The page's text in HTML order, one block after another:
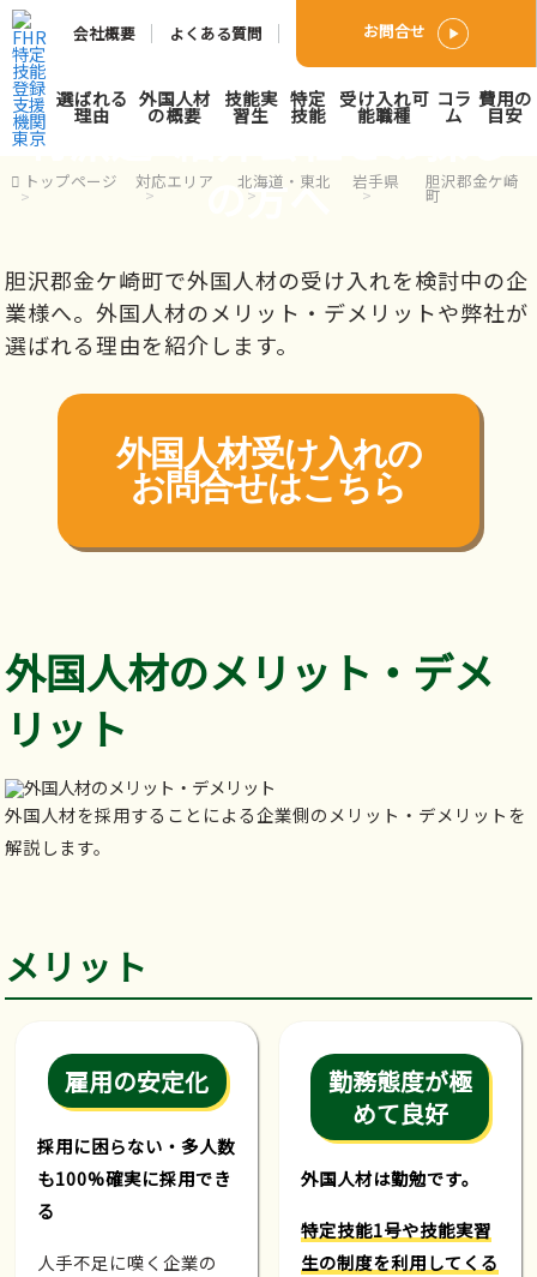
会社概要 よくある質問 お問合せ
選ばれる
理由
外国人材
の概要
技能実
習生
特定
技能
受け入れ可
能職種
コラ
ム
費用の
目安
胆沢郡金ケ崎町で外国人人
材派遣･紹介会社をお探し
の方へ
トップページ 対応エリア 北海道・東北 岩手県 胆沢郡金ケ崎
町
胆沢郡金ケ崎町で外国人材の受け入れを検討中の企
業様へ。外国人材のメリット・デメリットや弊社が
選ばれる理由を紹介します。
外国人材受け入れの
お問合せはこちら
外国人材のメリット・デメ
リット
外国人材を採用することによる企業側のメリット・デメリットを
解説します。
メリット
雇用の安定化
採用に困らない・多人数
も100%確実に採用でき
る
人手不足に嘆く企業の
勤務態度が極
めて良好
外国人材は勤勉です。
特定技能1号や技能実習
生の制度を利用してくる